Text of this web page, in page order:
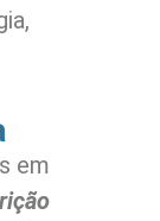
em